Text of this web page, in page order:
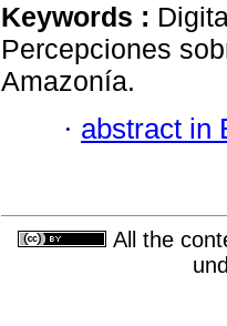
Keywords :
Percepciones
Amazonía.
· abstract in
All the